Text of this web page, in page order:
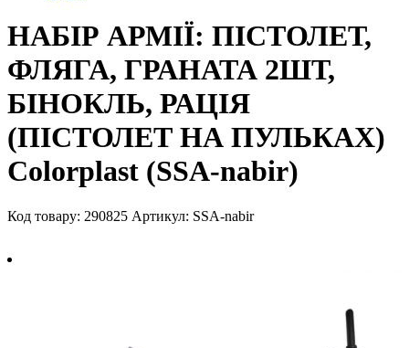
НАБІР АРМІЇ: ПІСТОЛЕТ,
ФЛЯГА, ГРАНАТА 2ШТ,
БІНОКЛЬ, РАЦІЯ
(ПІСТОЛЕТ НА ПУЛЬКАХ)
Colorplast (SSA-nabir)
Код товару: 290825 Артикул: SSA-nabir